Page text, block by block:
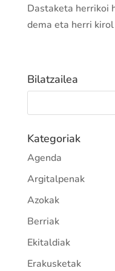
Dastaketa herrikoi
dema eta herri
Bilatzailea
Kategoriak
Agenda
Argitalpenak
Azokak
Berriak
Ekitaldiak
Erakusketak